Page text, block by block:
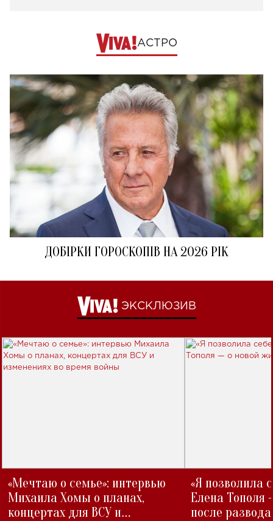
АСТРО
ДОБІРКИ ГОРОСКОПІВ НА 2026 РІК
ЭКСКЛЮЗИВ
«Мечтаю о семье»: интервью
Михаила Хомы о планах,
концертах для ВСУ и
«Я позволила
Елена Тополя
после развода